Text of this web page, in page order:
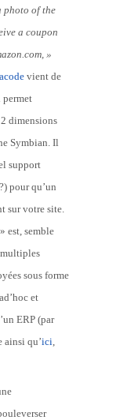
photo of the
a coupon
»
vient de
permet
dimensions
Symbian. Il
support
pour qu’un
sur votre site.
est, semble
sous forme
et
ERP (par
ainsi qu’ici,